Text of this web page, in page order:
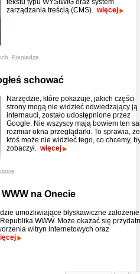
tekstu typu WYSIWIG oraz system
zarządzania treścią (CMS). więcej
Pieniądze
schować
Narzędzie, które pokazuje, jakich części
strony mogą nie widzieć odwiedzający ją
internauci, zostało udostępnione przez
Google. Nie wszyscy mają bowiem ten
rozmiar okna przeglądarki. To sprawia, że
ktoś może nie widzieć tego, co chcemy,
zobaczył. więcej
na Onecie
umożliwiające błyskawiczne założenie
WWW. Może okazać się
witryn internetowych oraz